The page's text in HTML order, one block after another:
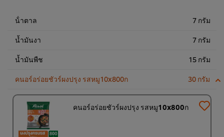
น้ําตาล 7 กรัม
น้ำมันงา 7 กรัม
น้ำมันพืช 15 กรัม
คนอร์อร่อยชัวร์ผงปรุง รสหมู10x800ก 30 กรัม
คนอร์อร่อยชัวร์ผงปรุง รสหมู10x800ก